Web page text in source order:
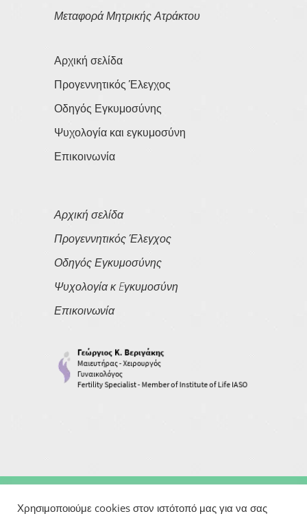
Μεταφορά Μητρικής Ατράκτου
Αρχική σελίδα
Προγεννητικός Έλεγχος
Οδηγός Εγκυμοσύνης
Ψυχολογία και εγκυμοσύνη
Επικοινωνία
Αρχική σελίδα
Προγεννητικός Έλεγχος
Οδηγός Εγκυμοσύνης
Ψυχολογία κ Eγκυμοσύνη
Επικοινωνία
Copyright © 2026Georgios Verigakis| All Rights Reserved
Χρησιμοποιούμε cookies στον ιστότοπό μας για να σας